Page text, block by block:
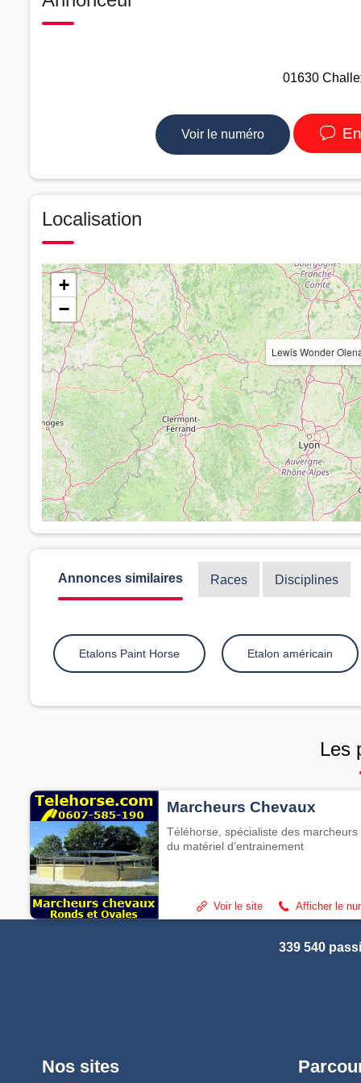
01630
Voir le numéro
Localisation
Lewis Wonder
+
−
Annonces similaires Races Disciplines
Etalons Paint Horse Etalon américain
Les
Marcheurs Chevaux
Téléhorse, spécialiste des marcheurs
du matériel d’entrainement
Afficher le
Voir le site
339 540
Nos sites